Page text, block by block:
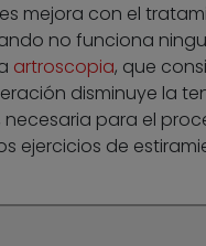
mejora con el
no funciona
artroscopia, que
disminuye la
para el
ejercicios de